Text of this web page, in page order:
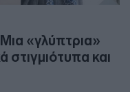
«γλύπτρια»
στιγμιότυπα και